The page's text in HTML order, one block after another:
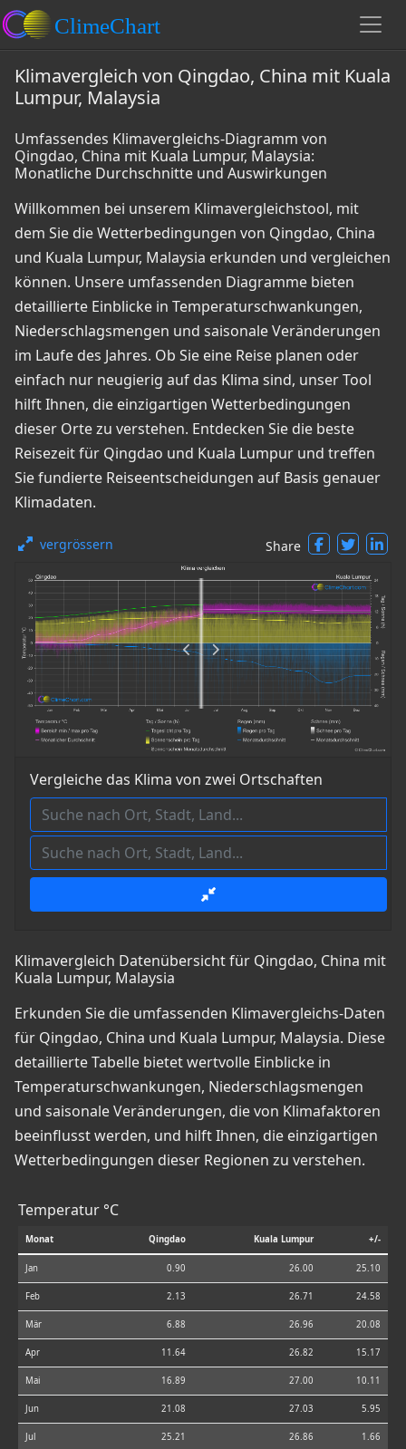
Klimavergleich von Qingdao, China mit Kuala
Lumpur, Malaysia
Umfassendes Klimavergleichs-Diagramm von
Qingdao, China mit Kuala Lumpur, Malaysia:
Monatliche Durchschnitte und Auswirkungen
Willkommen bei unserem Klimavergleichstool, mit
dem Sie die Wetterbedingungen von Qingdao, China
und Kuala Lumpur, Malaysia erkunden und vergleichen
können. Unsere umfassenden Diagramme bieten
detaillierte Einblicke in Temperaturschwankungen,
Niederschlagsmengen und saisonale Veränderungen
im Laufe des Jahres. Ob Sie eine Reise planen oder
einfach nur neugierig auf das Klima sind, unser Tool
hilft Ihnen, die einzigartigen Wetterbedingungen
dieser Orte zu verstehen. Entdecken Sie die beste
Reisezeit für Qingdao und Kuala Lumpur und treffen
Sie fundierte Reiseentscheidungen auf Basis genauer
Klimadaten.
vergrössern Share
Vergleiche das Klima von zwei Ortschaften
Klimavergleich Datenübersicht für Qingdao, China mit
Kuala Lumpur, Malaysia
Erkunden Sie die umfassenden Klimavergleichs-Daten
für Qingdao, China und Kuala Lumpur, Malaysia. Diese
detaillierte Tabelle bietet wertvolle Einblicke in
Temperaturschwankungen, Niederschlagsmengen
und saisonale Veränderungen, die von Klimafaktoren
beeinflusst werden, und hilft Ihnen, die einzigartigen
Wetterbedingungen dieser Regionen zu verstehen.
Temperatur °C
Monat Qingdao Kuala Lumpur +/-
Jan 0.90 26.00 25.10
Feb 2.13 26.71 24.58
Mär 6.88 26.96 20.08
Apr 11.64 26.82 15.17
Mai 16.89 27.00 10.11
Jun 21.08 27.03 5.95
Jul 25.21 26.86 1.66